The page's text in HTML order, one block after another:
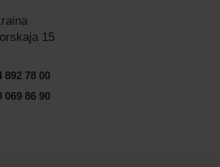
15
892 78 00
069 86 90